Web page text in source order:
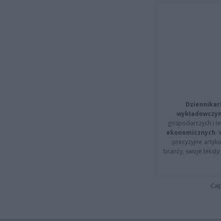
gospodarczych i
ekonomicznych.
precyzyjne
branży, swoje